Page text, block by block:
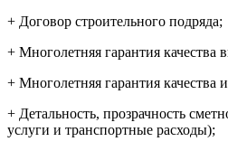
+ Договор строительного подряда;
+ Многолетняя гарантия качества
+ Многолетняя гарантия качества
+ Детальность, прозрачность
услуги и транспортные расходы);